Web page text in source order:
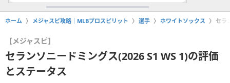
ホーム メジャスピ攻略｜MLBプロスピリット 選手 ホワイトソックス セラ
【メジャスピ】
セランソニードミングス(2026 S1 WS 1)の評価
とステータス